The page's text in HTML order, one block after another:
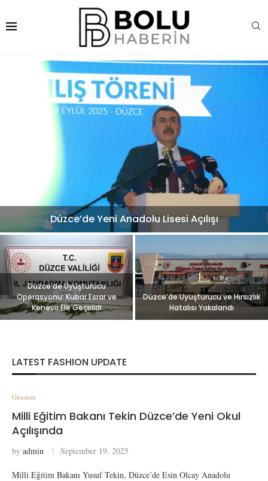
Düzce’de Yeni Anadolu Lisesi Açılışı
Düzce’de Uyuşturucu
Operasyonu: Kubar Esrar ve
Kenevir Ele Geçirildi
Düzce’de Uyuşturucu ve Hırsızlık
Hatalısı Yakalandı
LATEST FASHION UPDATE
Gündem
Milli Eğitim Bakanı Tekin Düzce’de Yeni Okul
Açılışında
by admin September 19, 2025
Milli Eğitim Bakanı Yusuf Tekin, Düzce’de Esin Olcay Anadolu